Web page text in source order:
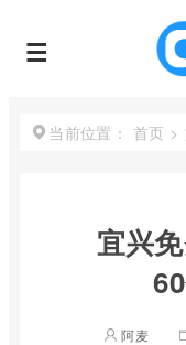
当前位置： 首页 >
宜兴
阿麦